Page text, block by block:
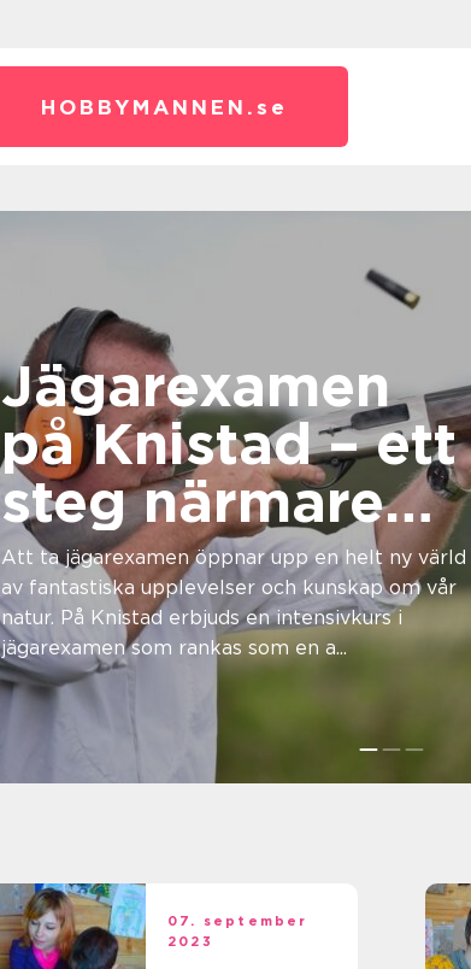
HOBBYMANNEN. se
Jägarexamen
på Knistad – ett
steg närmare
naturen och
äventyret
Att ta jägarexamen öppnar upp en helt ny värld
av fantastiska upplevelser och kunskap om vår
natur. På Knistad erbjuds en intensivkurs i
jägarexamen som rankas som en a...
07. september
2023